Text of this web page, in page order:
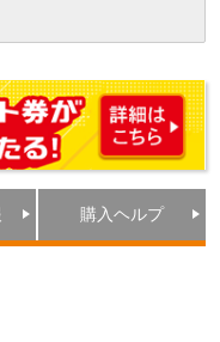
購入ヘルプ